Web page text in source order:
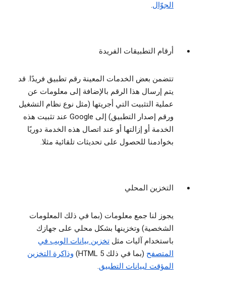
الجوّال.
أرقام التطبيقات الفريدة
تتضمن بعض الخدمات المعينة رقم تطبيق فريدًا. قد
يتم إرسال هذا الرقم بالإضافة إلى معلومات عن
عملية التثبيت التي أجريتها (مثل نوع نظام التشغيل
ورقم إصدار التطبيق) إلى Google عند تثبيت هذه
الخدمة أو إزالتها أو عند اتصال هذه الخدمة دوريًا
بخوادمنا للحصول على تحديثات تلقائية مثلا.
التخزين المحلي
يجوز لنا جمع معلومات (بما في ذلك المعلومات
الشخصية) وتخزينها بشكل محلي على جهازك
باستخدام آليات مثل تخزين بيانات الويب في
المتصفح (بما في ذلك HTML 5)
وذاكرة التخزين
المؤقت لبيانات التطبيق.